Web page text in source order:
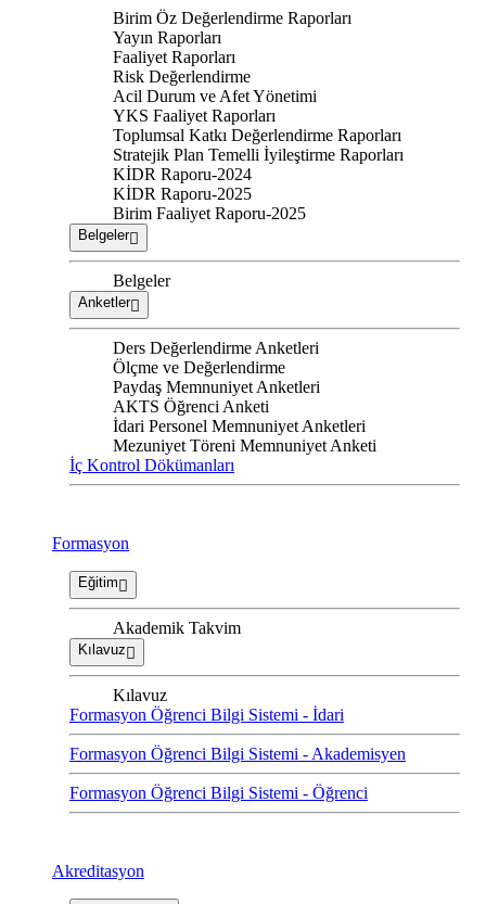
Birim Öz Değerlendirme Raporları
Yayın Raporları
Faaliyet Raporları
Risk Değerlendirme
Acil Durum ve Afet Yönetimi
YKS Faaliyet Raporları
Toplumsal Katkı Değerlendirme Raporları
Stratejik Plan Temelli İyileştirme Raporları
KİDR Raporu-2024
KİDR Raporu-2025
Birim Faaliyet Raporu-2025
Belgeler
Belgeler
Anketler
Ders Değerlendirme Anketleri
Ölçme ve Değerlendirme
Paydaş Memnuniyet Anketleri
AKTS Öğrenci Anketi
İdari Personel Memnuniyet Anketleri
Mezuniyet Töreni Memnuniyet Anketi
İç Kontrol Dökümanları
Formasyon
Eğitim
Akademik Takvim
Kılavuz
Kılavuz
Formasyon Öğrenci Bilgi Sistemi - İdari
Formasyon Öğrenci Bilgi Sistemi - Akademisyen
Formasyon Öğrenci Bilgi Sistemi - Öğrenci
Akreditasyon